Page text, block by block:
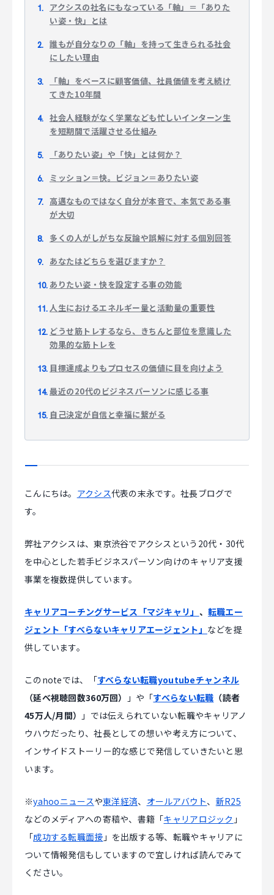
ニュース
お知らせ
記事掲載
CAREER
CONTACT
アクシスの社名にもなっている「軸」＝「ありた
い姿・快」とは
誰もが自分なりの「軸」を持って生きられる社会
にしたい理由
「軸」をベースに顧客価値、社員価値を考え続け
てきた10年間
社会人経験がなく学業なども忙しいインターン生
を短期間で活躍させる仕組み
「ありたい姿」や「快」とは何か？
ミッション＝快。ビジョン＝ありたい姿
高邁なものではなく自分が本音で、本気である事
が大切
多くの人がしがちな反論や誤解に対する個別回答
あなたはどちらを選びますか？
ありたい姿・快を設定する事の効能
人生におけるエネルギー量と活動量の重要性
どうせ筋トレするなら、きちんと部位を意識した
効果的な筋トレを
目標達成よりもプロセスの価値に目を向けよう
最近の20代のビジネスパーソンに感じる事
自己決定が自信と幸福に繋がる
こんにちは。 アクシス代表の末永です。社長ブログで
す。
弊社アクシスは、東京渋谷でアクシスという20代・30代
を中心とした若手ビジネスパーソン向けのキャリア支援
事業を複数提供しています。
キャリアコーチングサービス「マジキャリ」 、 転職エー
ジェント「すべらないキャリアエージェント」 などを提
供しています。
このnoteでは、「すべらない転職youtubeチャンネル
（延べ視聴回数360万回）
」や「すべらない転職 （読者
45万人/月間）
」では伝えられていない転職やキャリアノ
ウハウだったり、社長としての想いや考え方について、
インサイドストーリー的な感じで発信していきたいと思
います。
※yahooニュースや東洋経済、 オールアバウト、 新R25
などのメディアへの寄稿や、書籍「キャリアロジック 」
「成功する転職面接 」を出版する等、転職やキャリアに
ついて情報発信もしていますので宜しければ読んでみて
ください。